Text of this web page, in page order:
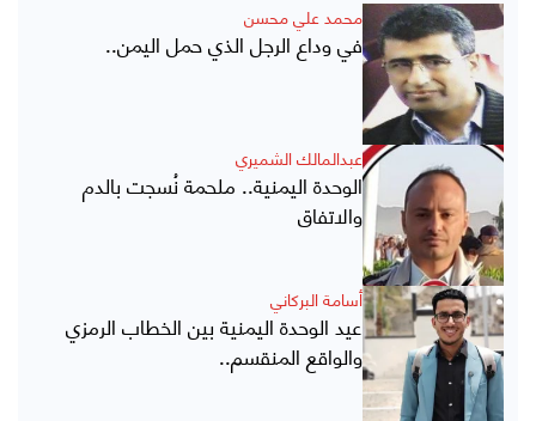
محمد علي محسن
في وداع الرجل الذي حمل اليمن..
عبدالمالك الشميري
الوحدة اليمنية.. ملحمة نُسجت بالدم
والاتفاق
أسامة البركاني
عيد الوحدة اليمنية بين الخطاب الرمزي
والواقع المنقسم..